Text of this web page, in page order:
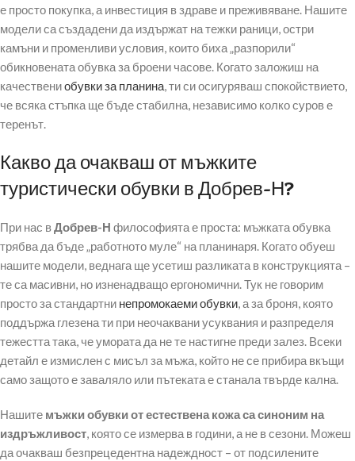
е просто покупка, а инвестиция в здраве и преживяване. Нашите
модели са създадени да издържат на тежки раници, остри
камъни и променливи условия, които биха „разпорили“
обикновената обувка за броени часове. Когато заложиш на
качествениобувки за планина, ти си осигуряваш спокойствието,
че всяка стъпка ще бъде стабилна, независимо колко суров е
теренът.
Какво да очакваш от мъжките
туристически обувки в Добрев-Н?
При нас вДобрев-Н философията е проста: мъжката обувка
трябва да бъде „работното муле“ на планинаря. Когато обуеш
нашите модели, веднага ще усетиш разликата в конструкцията –
те са масивни, но изненадващо ергономични. Тук не говорим
просто за стандартни непромокаеми обувки, а за броня, която
поддържа глезена ти при неочаквани усуквания и разпределя
тежестта така, че умората да не те настигне преди залез. Всеки
детайл е измислен с мисъл за мъжа, който не се прибира вкъщи
само защото е заваляло или пътеката е станала твърде кална.
Нашите мъжки обувки от естествена кожа са синоним на
издръжливост, която се измерва в години, а не в сезони. Можеш
да очакваш безпрецедентна надеждност – от подсилените